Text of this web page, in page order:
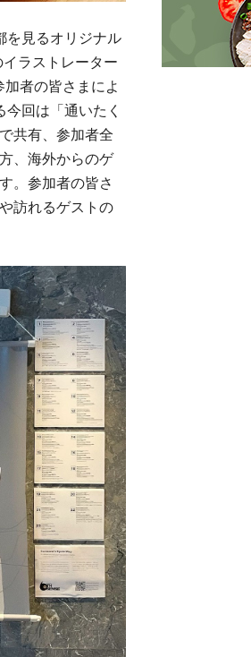
を見るオリジナル
イラストレーター
者の皆さまによ
回は「通いたく
共有、参加者全
、海外からのゲ
。参加者の皆さ
訪れるゲストの